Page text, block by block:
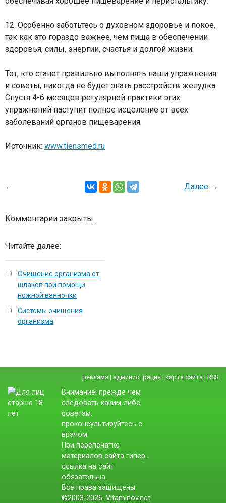
12. Особенно заботьтесь о духовном здоровье и покое,
так как это гораздо важнее, чем пища в обеспечении
здоровья, силы, энергии, счастья и долгой жизни.
Тот, кто станет правильно выполнять наши упражнения
и советы, никогда не будет знать расстройств желудка.
Спустя 4-6 месяцев регулярной практики этих
упражнений наступит полное исцеление от всех
заболеваний органов пищеварения.
Источник: www.tiensmed.ru
← Далее →
Комментарии закрыты.
Читайте далее:
Очищение организма от
шлаков при помощи
ножной ванночки
Системы очищения
организма
реклама | администрация | карта сайта | RSS
Внимание! прежде чем
следовать каким-либо
советам,
проконсультируйтесь с
врачом.
При перепечатке
материалов сайта гипер-
ссылка на сайт
обязательна.
Все права защищены
©2003-2026. Vitaminov.net